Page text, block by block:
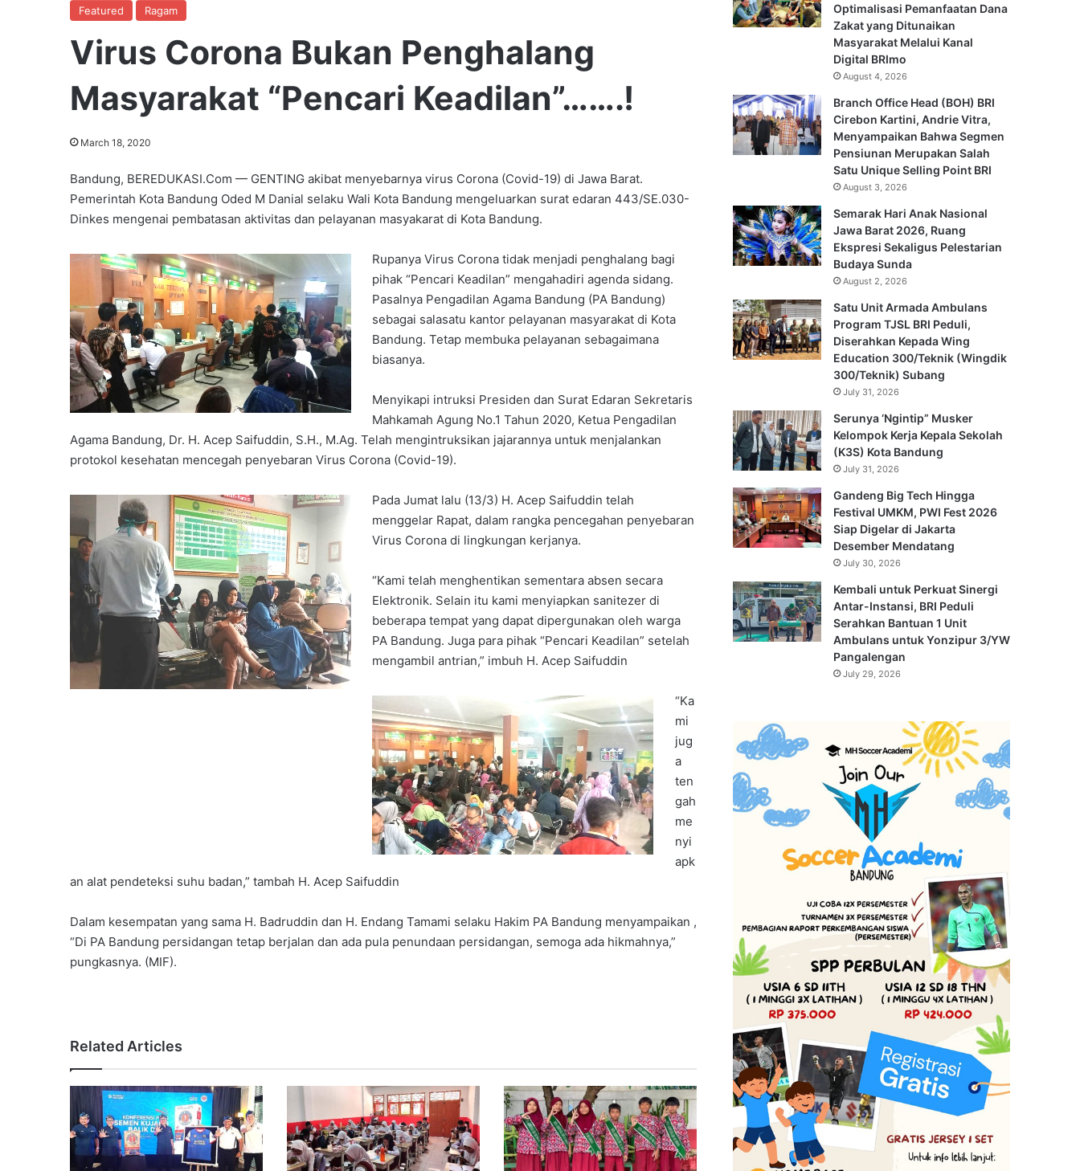
Featured Ragam
Virus Corona Bukan Penghalang
Masyarakat “Pencari Keadilan”…….!
March 18, 2020
Bandung, BEREDUKASI.Com — GENTING akibat menyebarnya virus Corona (Covid-19) di Jawa Barat.
Pemerintah Kota Bandung Oded M Danial selaku Wali Kota Bandung mengeluarkan surat edaran 443/SE.030-
Dinkes mengenai pembatasan aktivitas dan pelayanan masyakarat di Kota Bandung.
Rupanya Virus Corona tidak menjadi penghalang bagi
pihak “Pencari Keadilan” mengahadiri agenda sidang.
Pasalnya Pengadilan Agama Bandung (PA Bandung)
sebagai salasatu kantor pelayanan masyarakat di Kota
Bandung. Tetap membuka pelayanan sebagaimana
biasanya.
Menyikapi intruksi Presiden dan Surat Edaran Sekretaris
Mahkamah Agung No.1 Tahun 2020, Ketua Pengadilan
Agama Bandung, Dr. H. Acep Saifuddin, S.H., M.Ag. Telah mengintruksikan jajarannya untuk menjalankan
protokol kesehatan mencegah penyebaran Virus Corona (Covid-19).
Pada Jumat lalu (13/3) H. Acep Saifuddin telah
menggelar Rapat, dalam rangka pencegahan penyebaran
Virus Corona di lingkungan kerjanya.
“Kami telah menghentikan sementara absen secara
Elektronik. Selain itu kami menyiapkan sanitezer di
beberapa tempat yang dapat dipergunakan oleh warga
PA Bandung. Juga para pihak “Pencari Keadilan” setelah
mengambil antrian,” imbuh H. Acep Saifuddin
“Ka
mi
jug
a
ten
gah
me
nyi
apk
an alat pendeteksi suhu badan,” tambah H. Acep Saifuddin
Dalam kesempatan yang sama H. Badruddin dan H. Endang Tamami selaku Hakim PA Bandung menyampaikan ,
“Di PA Bandung persidangan tetap berjalan dan ada pula penundaan persidangan, semoga ada hikmahnya,”
pungkasnya. (MIF).
Related Articles
Optimalisasi Pemanfaatan Dana
Zakat yang Ditunaikan
Masyarakat Melalui Kanal
Digital BRImo
August 4, 2026
Branch Office Head (BOH) BRI
Cirebon Kartini, Andrie Vitra,
Menyampaikan Bahwa Segmen
Pensiunan Merupakan Salah
Satu Unique Selling Point BRI
August 3, 2026
Semarak Hari Anak Nasional
Jawa Barat 2026, Ruang
Ekspresi Sekaligus Pelestarian
Budaya Sunda
August 2, 2026
Satu Unit Armada Ambulans
Program TJSL BRI Peduli,
Diserahkan Kepada Wing
Education 300/Teknik (Wingdik
300/Teknik) Subang
July 31, 2026
Serunya ‘Ngintip” Musker
Kelompok Kerja Kepala Sekolah
(K3S) Kota Bandung
July 31, 2026
Gandeng Big Tech Hingga
Festival UMKM, PWI Fest 2026
Siap Digelar di Jakarta
Desember Mendatang
July 30, 2026
Kembali untuk Perkuat Sinergi
Antar-Instansi, BRI Peduli
Serahkan Bantuan 1 Unit
Ambulans untuk Yonzipur 3/YW
Pangalengan
July 29, 2026